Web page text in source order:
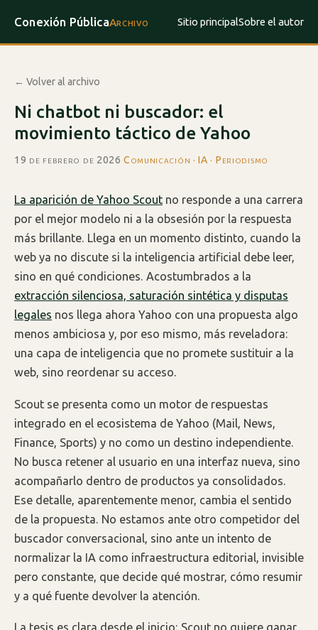
Conexión PúblicaArchivo Sitio principalSobre el autor
← Volver al archivo
Ni chatbot ni buscador: el
movimiento táctico de Yahoo
19 de febrero de 2026·Comunicación · IA · Periodismo
La aparición de Yahoo Scout no responde a una carrera
por el mejor modelo ni a la obsesión por la respuesta
más brillante. Llega en un momento distinto, cuando la
web ya no discute si la inteligencia artificial debe leer,
sino en qué condiciones. Acostumbrados a la
extracción silenciosa, saturación sintética y disputas
legales nos llega ahora Yahoo con una propuesta algo
menos ambiciosa y, por eso mismo, más reveladora:
una capa de inteligencia que no promete sustituir a la
web, sino reordenar su acceso.
Scout se presenta como un motor de respuestas
integrado en el ecosistema de Yahoo (Mail, News,
Finance, Sports) y no como un destino independiente.
No busca retener al usuario en una interfaz nueva, sino
acompañarlo dentro de productos ya consolidados.
Ese detalle, aparentemente menor, cambia el sentido
de la propuesta. No estamos ante otro competidor del
buscador conversacional, sino ante un intento de
normalizar la IA como infraestructura editorial, invisible
pero constante, que decide qué mostrar, cómo resumir
y a qué fuente devolver la atención.
La tesis es clara desde el inicio: Scout no quiere ganar